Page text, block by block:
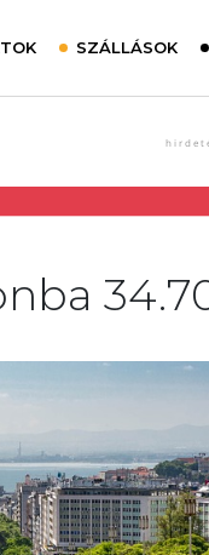
SZÁLLÁSOK